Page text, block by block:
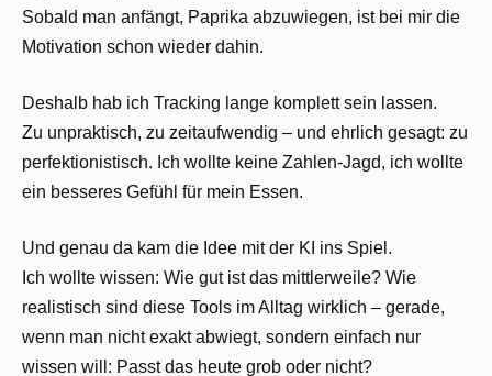
Sobald man anfängt, Paprika abzuwiegen, ist bei mir die
Motivation schon wieder dahin.
Deshalb hab ich Tracking lange komplett sein lassen.
Zu unpraktisch, zu zeitaufwendig – und ehrlich gesagt: zu
perfektionistisch. Ich wollte keine Zahlen-Jagd, ich wollte
ein besseres Gefühl für mein Essen.
Und genau da kam die Idee mit der KI ins Spiel.
Ich wollte wissen: Wie gut ist das mittlerweile? Wie
realistisch sind diese Tools im Alltag wirklich – gerade,
wenn man nicht exakt abwiegt, sondern einfach nur
wissen will: Passt das heute grob oder nicht?